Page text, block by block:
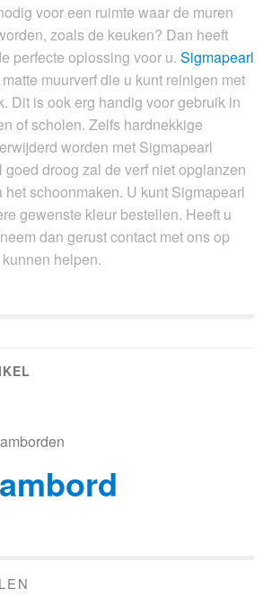
voor een ruimte waar de muren
zoals de keuken? Dan heeft
perfecte oplossing voor u. Sigmapearl
muurverf die u kunt reinigen met
Dit is ook erg handig voor gebruik in
of scholen. Zelfs hardnekkige
worden met Sigmapearl
goed droog zal de verf niet opglanzen
schoonmaken. U kunt Sigmapearl
gewenste kleur bestellen. Heeft u
dan gerust contact met ons op
helpen.